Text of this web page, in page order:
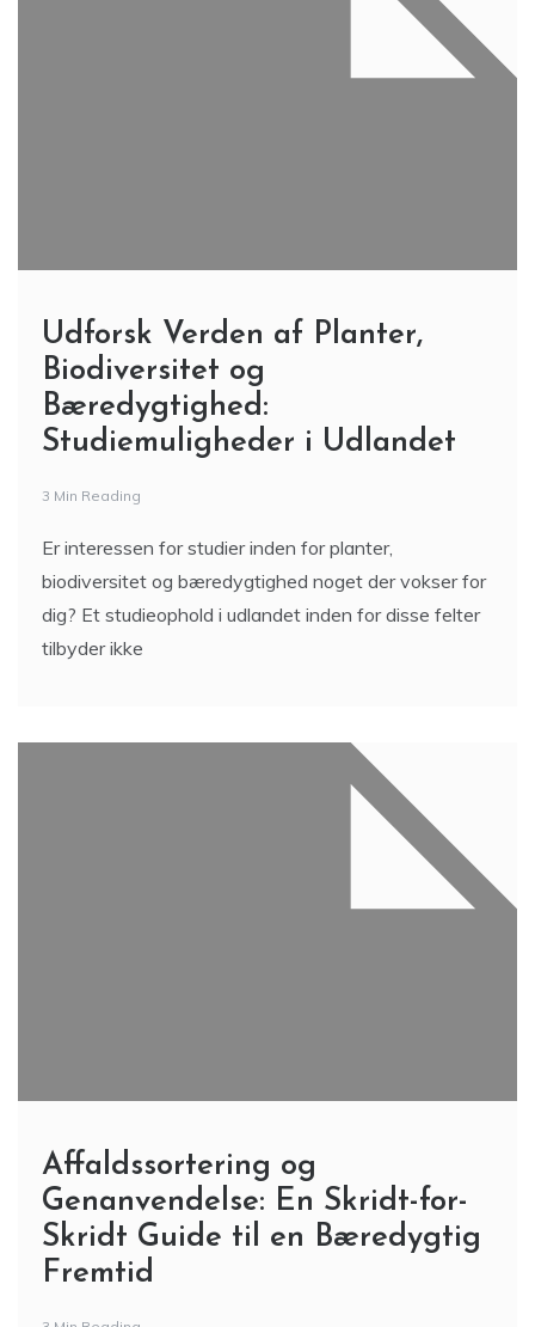
Udforsk Verden af Planter,
Biodiversitet og
Bæredygtighed:
Studiemuligheder i Udlandet
3 Min Reading
Er interessen for studier inden for planter,
biodiversitet og bæredygtighed noget der vokser for
dig? Et studieophold i udlandet inden for disse felter
tilbyder ikke
Affaldssortering og
Genanvendelse: En Skridt-for-
Skridt Guide til en Bæredygtig
Fremtid